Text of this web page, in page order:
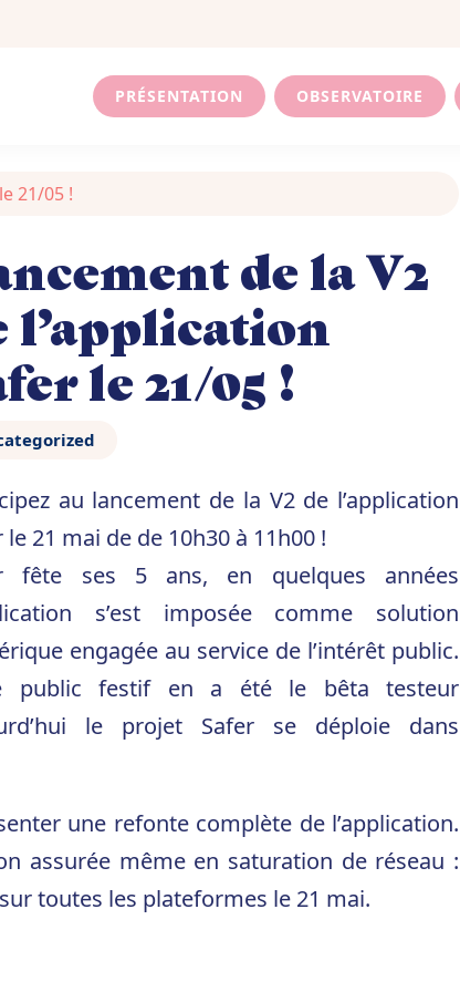
PRÉSENTATION OBSERVATOIRE
21/05 !
de la V2
l’application
le 21/05 !
au lancement de la V2 de l’application
le 21 mai de de 10h30 à 11h00 !
fête ses 5 ans, en quelques années
s’est imposée comme solution
engagée au service de l’intérêt public.
public festif en a été le bêta testeur
le projet Safer se déploie dans
une refonte complète de l’application.
assurée même en saturation de réseau :
toutes les plateformes le 21 mai.